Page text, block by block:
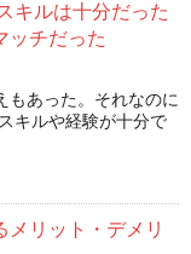
キルは十分だった
ッチだった
もあった。それなのに
キルや経験が十分で
メリット・デメリ